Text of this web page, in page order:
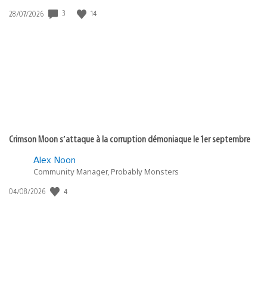
Date
28/07/2026 3 14
Crimson Moon s’attaque à la corruption démoniaque le 1er septembre
Alex Noon
Community Manager, Probably Monsters
Date
04/08/2026 4